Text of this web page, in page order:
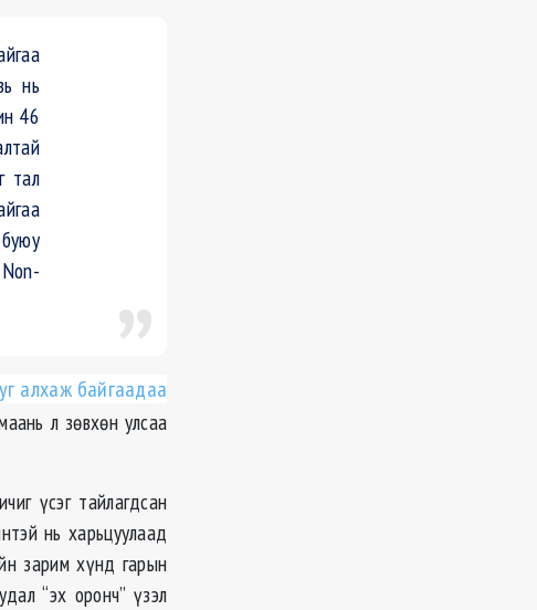
нь
46
тал
алхаж байгаадаа
л зөвхөн улсаа
үсэг тайлагдсан
нь харьцуулаад
зарим хүнд гарын
“эх оронч” үзэл